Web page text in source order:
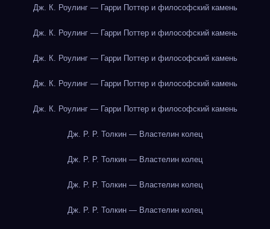
Дж. К. Роулинг — Гарри Поттер и философский камень
Дж. К. Роулинг — Гарри Поттер и философский камень
Дж. К. Роулинг — Гарри Поттер и философский камень
Дж. К. Роулинг — Гарри Поттер и философский камень
Дж. К. Роулинг — Гарри Поттер и философский камень
Дж. Р. Р. Толкин — Властелин колец
Дж. Р. Р. Толкин — Властелин колец
Дж. Р. Р. Толкин — Властелин колец
Дж. Р. Р. Толкин — Властелин колец